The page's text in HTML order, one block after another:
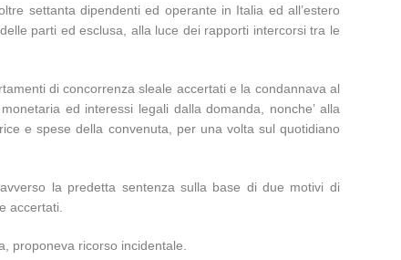
settanta dipendenti ed operante in Italia ed all’estero
parti ed esclusa, alla luce dei rapporti intercorsi tra le
di concorrenza sleale accertati e la condannava al
ed interessi legali dalla domanda, nonche’ alla
e spese della convenuta, per una volta sul quotidiano
la predetta sentenza sulla base di due motivi di
accertati.
proponeva ricorso incidentale.